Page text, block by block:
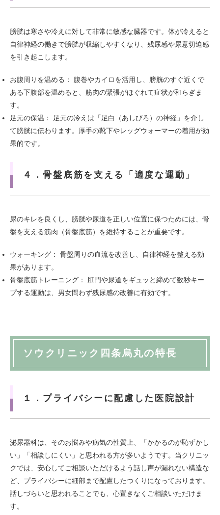
膀胱は寒さや冷えに対して非常に敏感な臓器です。体が冷えると
自律神経の働きで膀胱が収縮しやすくなり、残尿感や尿意切迫感
を引き起こします。
お腹周りを温める： 腹巻やカイロを活用し、膀胱のすぐ近くで
ある下腹部を温めると、筋肉の緊張がほぐれて症状が和らぎま
す。
足元の保温： 足元の冷えは「足白（あしびろ）の神経」を介し
て膀胱に伝わります。厚手の靴下やレッグウォーマーの着用が効
果的です。
４．骨盤底筋を支える「適度な運動」
尿のキレを良くし、膀胱や尿道を正しい位置に保つためには、骨
盤を支える筋肉（骨盤底筋）を維持することが重要です。
ウォーキング： 骨盤周りの血流を改善し、自律神経を整える効
果があります。
骨盤底筋トレーニング： 肛門や尿道をギュッと締めて数秒キー
プする運動は、男女問わず残尿感の改善に有効です。
ソウクリニック四条烏丸の特長
１．プライバシーに配慮した医院設計
泌尿器科は、そのお悩みや病気の性質上、「かかるのが恥ずかし
い」「相談しにくい」と思われる方が多いようです。当クリニッ
クでは、安心してご相談いただけるよう話し声が漏れない構造な
ど、プライバシーに細部まで配慮したつくりになっております。
話しづらいと思われることでも、心置きなくご相談いただけま
す。